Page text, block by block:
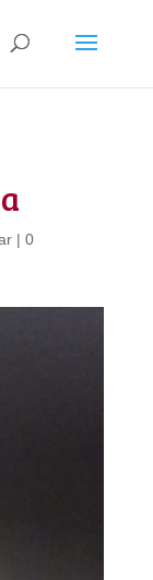
| 0